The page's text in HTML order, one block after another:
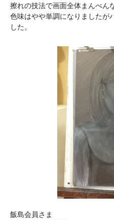
擦れの技法で画面全体まんべん
色味はやや単調になりましたが
した。
飯島会員さま